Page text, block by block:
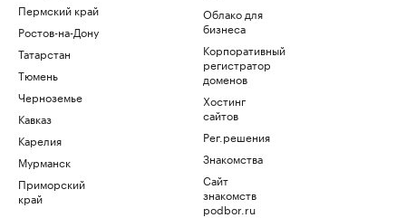
Пермский край
Ростов-на-Дону
Татарстан
Тюмень
Черноземье
Кавказ
Карелия
Мурманск
Приморский
край
Облако для
бизнеса
Корпоративный
регистратор
доменов
Хостинг
сайтов
Рег.решения
Знакомства
Сайт
знакомств
podbor.ru